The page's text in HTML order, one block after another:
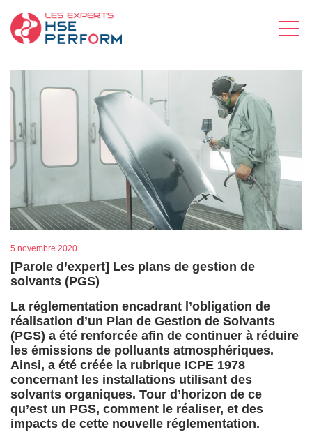
5 novembre 2020
[Parole d’expert] Les plans de gestion de
solvants (PGS)
La réglementation encadrant l’obligation de
réalisation d’un Plan de Gestion de Solvants
(PGS) a été renforcée afin de continuer à réduire
les émissions de polluants atmosphériques.
Ainsi, a été créée la rubrique ICPE 1978
concernant les installations utilisant des
solvants organiques. Tour d’horizon de ce
qu’est un PGS, comment le réaliser, et des
impacts de cette nouvelle réglementation.